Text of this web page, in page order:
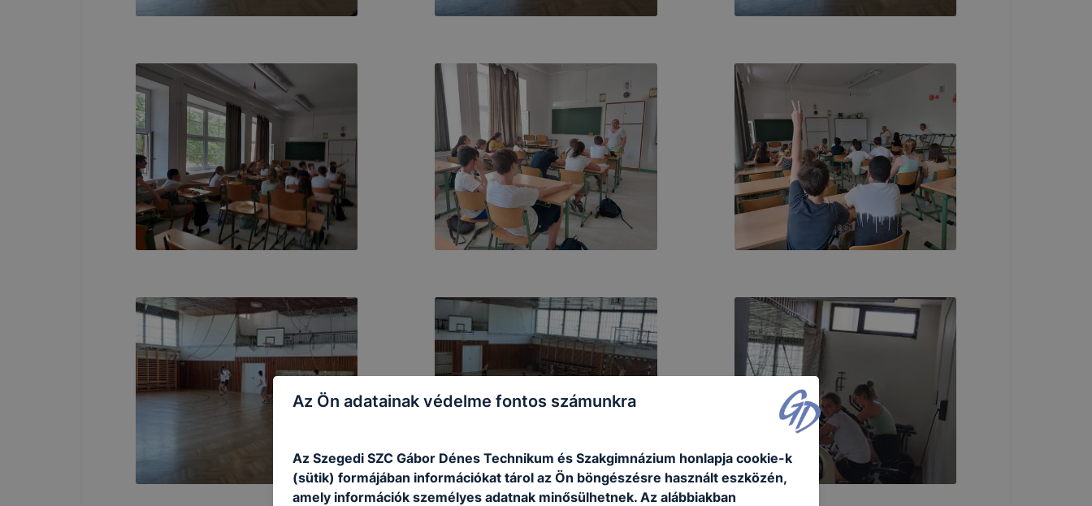
Az Ön adatainak védelme fontos számunkra
Az Szegedi SZC Gábor Dénes Technikum és Szakgimnázium honlapja cookie-k
(sütik) formájában információkat tárol az Ön böngészésre használt eszközén,
amely információk személyes adatnak minősülhetnek. Az alábbiakban